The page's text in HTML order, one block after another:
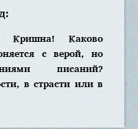
Кришна! Каково
с верой, но
писаний?
в страсти или в